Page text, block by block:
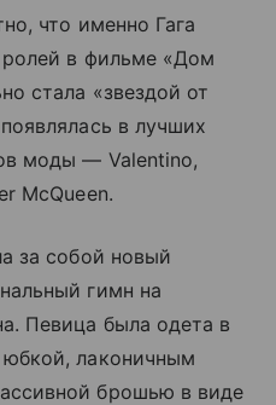
что именно Гага
ролей в фильме «Дом
стала «звездой от
в лучших
моды — Valentino,
McQueen.
за собой новый
гимн на
Певица была одета в
лаконичным
брошью в виде